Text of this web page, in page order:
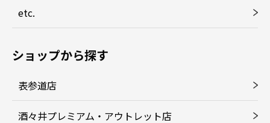
etc.
ショップから探す
表参道店
酒々井プレミアム・アウトレット店